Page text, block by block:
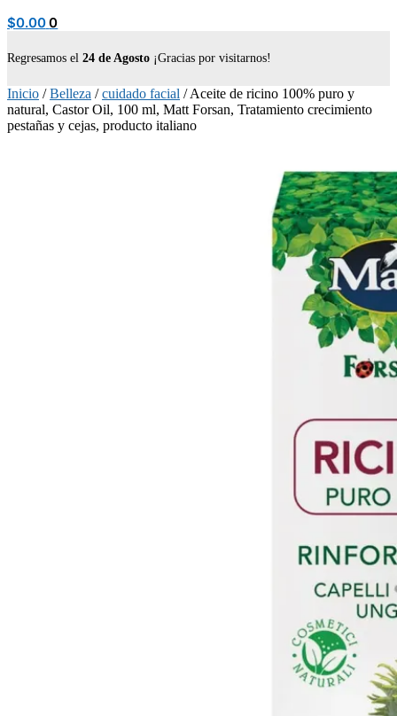
$0.00 0
Regresamos el 24 de Agosto ¡Gracias por visitarnos!
Inicio /Belleza /cuidado facial /Aceite de ricino 100% puro y
natural, Castor Oil, 100 ml, Matt Forsan, Tratamiento crecimiento
pestañas y cejas, producto italiano